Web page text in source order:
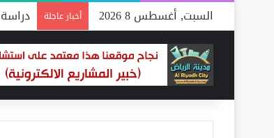
السبت, أغسطس 8 2026 أخبار عاجلة